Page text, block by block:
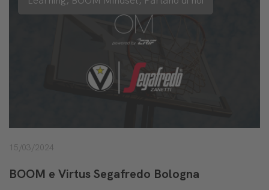
15/03/2024
BOOM e Virtus Segafredo Bologna